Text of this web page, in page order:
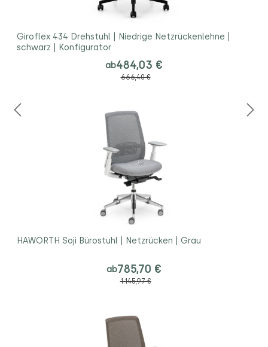
Giroflex 434 Drehstuhl | Niedrige Netzrückenlehne |
schwarz | Konfigurator
ab484,03 €
666,40 €
HAWORTH Soji Bürostuhl | Netzrücken | Grau
ab785,70 €
1.145,97 €